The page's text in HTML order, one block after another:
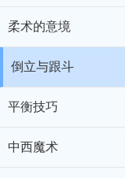
柔术的意境
倒立与跟斗
平衡技巧
中西魔术